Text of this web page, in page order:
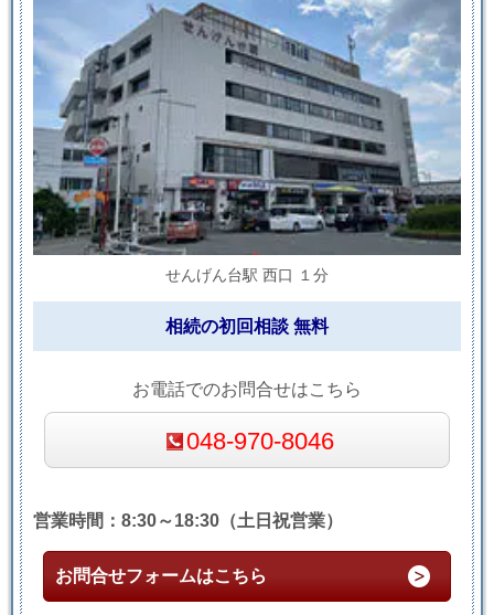
せんげん台駅 西口 １分
相続の初回相談 無料
お電話でのお問合せはこちら
048-970-8046
営業時間：8:30～18:30（土日祝営業）
お問合せフォームはこちら